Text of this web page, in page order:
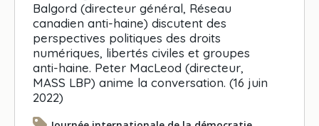
Balgord (directeur général, Réseau
canadien anti-haine) discutent des
perspectives politiques des droits
numériques, libertés civiles et groupes
anti-haine. Peter MacLeod (directeur,
MASS LBP) anime la conversation. (16 juin
2022)